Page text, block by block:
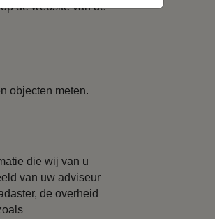
de website van de
objecten meten.
die wij van u
van uw adviseur
de overheid